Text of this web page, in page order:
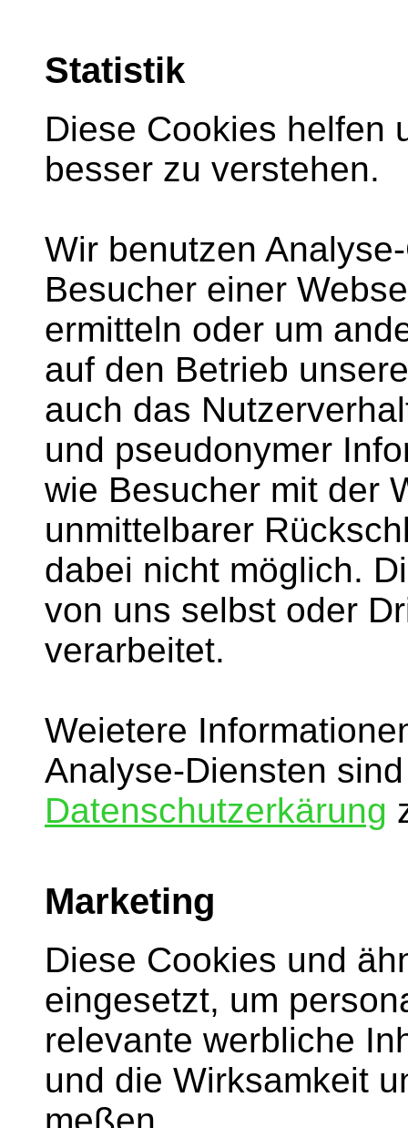
Statistik
Diese Cookies helfen
besser zu verstehen.
Wir benutzen
Besucher einer
ermitteln oder um
auf den Betrieb
auch das
und pseudonymer
wie Besucher mit der
unmittelbarer
dabei nicht möglich.
von uns selbst oder
verarbeitet.
Weietere
Analyse-Diensten
Datenschutzerkärung
Marketing
Diese Cookies und
eingesetzt, um
relevante werbliche
und die Wirksamkeit